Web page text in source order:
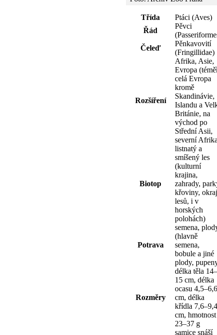
Třída
Ptáci (Aves)
Řád
Pěvci
Čeleď
Pěnkavovití
(Fringillidae)
Rozšíření
Afrika, Asie,
Evropa
celá Evropa
kromě
Skandinávie,
Islandu a
Británie, na
východ po
Střední Asii,
severní
Biotop
listnatý a
smíšený les
(kulturní
krajina,
zahrady,
křoviny,
lesů, i v
horských
polohách)
Potrava
semena,
(hlavně
semena,
bobule a jiné
plody,
Rozměry
délka těla 14–
15 cm, délka
ocasu 4,5–6,6
cm, délka
křídla 7,6–9,4
cm, hmotnost
23–37 g
samice snáší